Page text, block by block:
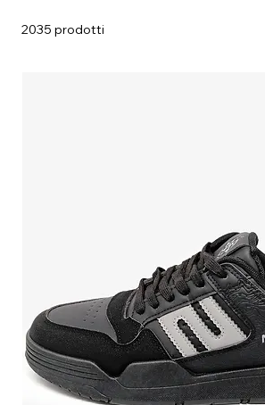
2035 prodotti